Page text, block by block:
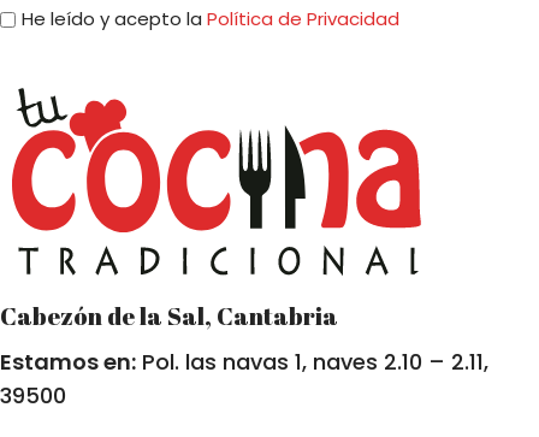
Cabezón de la Sal, Cantabria
Estamos en: Pol. las navas 1, naves 2.10 – 2.11,
39500
He leído y acepto la Política de Privacidad